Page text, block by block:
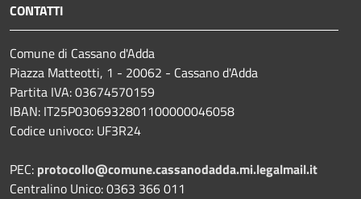
CONTATTI
Comune di Cassano d'Adda
Piazza Matteotti, 1 - 20062 - Cassano d'Adda
Partita IVA: 03674570159
IBAN: IT25P0306932801100000046058
Codice univoco: UF3R24
PEC: protocollo@comune.cassanodadda.mi.legalmail.it
Centralino Unico: 0363 366 011